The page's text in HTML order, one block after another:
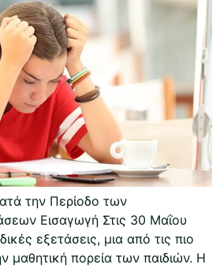
την Περίοδο των
Εισαγωγή Στις 30 Μαΐου
εξετάσεις, μια από τις πιο
μαθητική πορεία των παιδιών. Η